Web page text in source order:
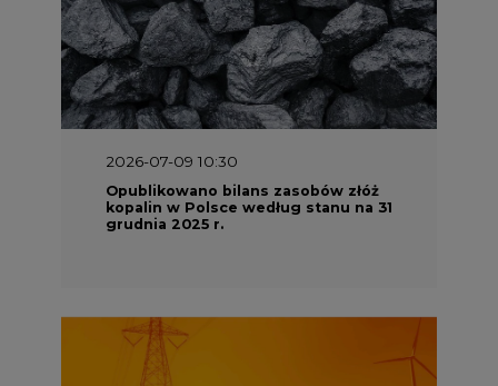
2026-07-09 10:30
Opublikowano bilans zasobów złóż
kopalin w Polsce według stanu na 31
grudnia 2025 r.